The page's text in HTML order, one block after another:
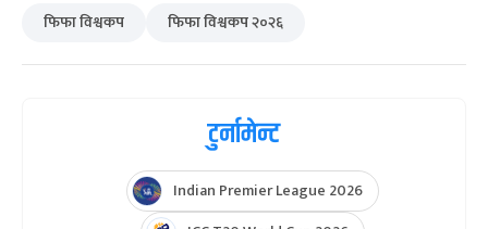
फिफा विश्वकप फिफा विश्वकप २०२६
टुर्नामेन्ट
Indian Premier League 2026